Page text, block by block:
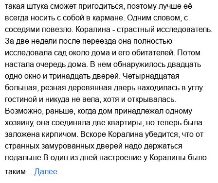
такая штука сможет пригодиться, поэтому лучше её
всегда носить с собой в кармане. Одним словом, с
соседями повезло. Коралина - страстный исследователь.
За две недели после переезда она полностью
исследовала сад около дома и его обитателей. Потом
настала очередь дома. В нем обнаружилось двадцать
одно окно и тринадцать дверей. Четырнадцатая
большая, резная деревянная дверь находилась в углу
гостиной и никуда не вела, хотя и открывалась.
Возможно, раньше, когда дом принадлежал одному
хозяину, она соединяла две квартиры, но теперь была
заложена кирпичом. Вскоре Коралина убедится, что от
странных замурованных дверей надо держаться
подальше.В один из дней настроение у Коралины было
таким…
Далее